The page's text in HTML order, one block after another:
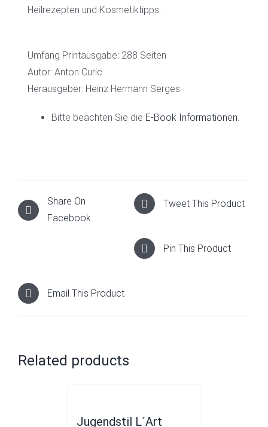
Heilrezepten und Kosmetiktipps.
Umfang Printausgabe: 288 Seiten
Autor: Anton Curic
Herausgeber: Heinz Hermann Serges
Bitte beachten Sie die E-Book Informationen
Share On
Facebook
Tweet This Product
Pin This Product
Email This Product
Related products
Jugendstil L´Art